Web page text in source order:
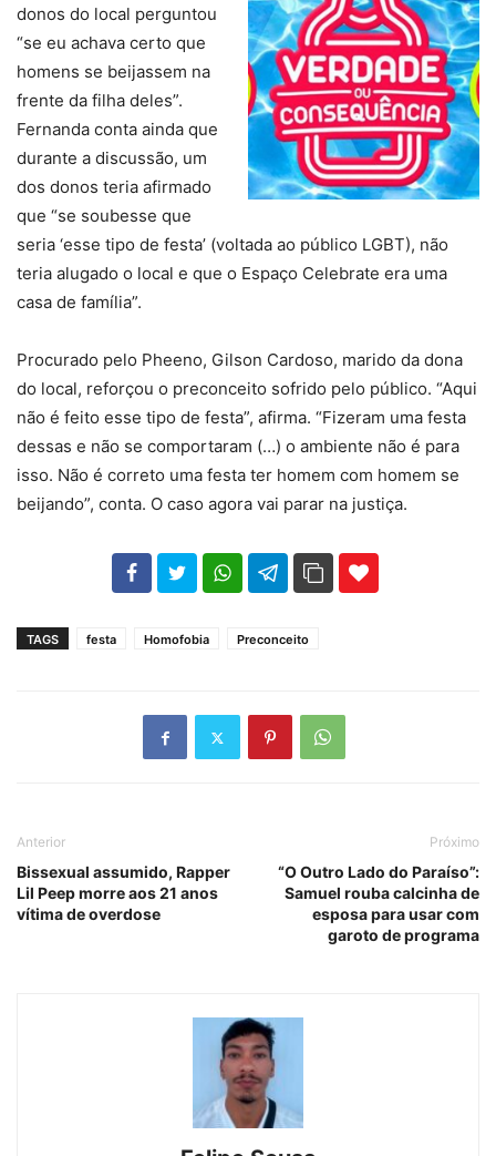
donos do local perguntou
“se eu achava certo que
homens se beijassem na
frente da filha deles”.
Fernanda conta ainda que
durante a discussão, um
dos donos teria afirmado
que “se soubesse que
seria ‘esse tipo de festa’ (voltada ao público LGBT), não
teria alugado o local e que o Espaço Celebrate era uma
casa de família”.
Procurado pelo Pheeno, Gilson Cardoso, marido da dona
do local, reforçou o preconceito sofrido pelo público. “Aqui
não é feito esse tipo de festa”, afirma. “Fizeram uma festa
dessas e não se comportaram (…) o ambiente não é para
isso. Não é correto uma festa ter homem com homem se
beijando”, conta. O caso agora vai parar na justiça.
102 35
TAGS festa Homofobia Preconceito
Anterior
Bissexual assumido, Rapper
Lil Peep morre aos 21 anos
vítima de overdose
Próximo
“O Outro Lado do Paraíso”:
Samuel rouba calcinha de
esposa para usar com
garoto de programa